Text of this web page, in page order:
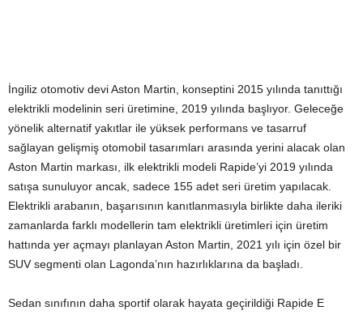
İngiliz otomotiv devi Aston Martin, konseptini 2015 yılında tanıttığı
elektrikli modelinin seri üretimine, 2019 yılında başlıyor. Geleceğe
yönelik alternatif yakıtlar ile yüksek performans ve tasarruf
sağlayan gelişmiş otomobil tasarımları arasında yerini alacak olan
Aston Martin markası, ilk elektrikli modeli Rapide’yi 2019 yılında
satışa sunuluyor ancak, sadece 155 adet seri üretim yapılacak.
Elektrikli arabanın, başarısının kanıtlanmasıyla birlikte daha ileriki
zamanlarda farklı modellerin tam elektrikli üretimleri için üretim
hattında yer açmayı planlayan Aston Martin, 2021 yılı için özel bir
SUV segmenti olan Lagonda’nın hazırlıklarına da başladı.
Sedan sınıfının daha sportif olarak hayata geçirildiği Rapide E